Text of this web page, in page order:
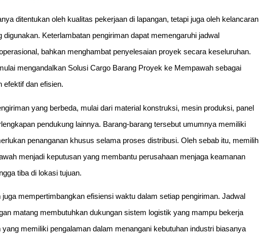
ditentukan oleh kualitas pekerjaan di lapangan, tetapi juga oleh kelancaran
Keterlambatan pengiriman dapat memengaruhi jadwal
bahkan menghambat penyelesaian proyek secara keseluruhan.
mengandalkan Solusi Cargo Barang Proyek ke Mempawah sebagai
efektif dan efisien.
yang berbeda, mulai dari material konstruksi, mesin produksi, panel
pendukung lainnya. Barang-barang tersebut umumnya memiliki
penanganan khusus selama proses distribusi. Oleh sebab itu, memilih
menjadi keputusan yang membantu perusahaan menjaga keamanan
tiba di lokasi tujuan.
mempertimbangkan efisiensi waktu dalam setiap pengiriman. Jadwal
matang membutuhkan dukungan sistem logistik yang mampu bekerja
memiliki pengalaman dalam menangani kebutuhan industri biasanya